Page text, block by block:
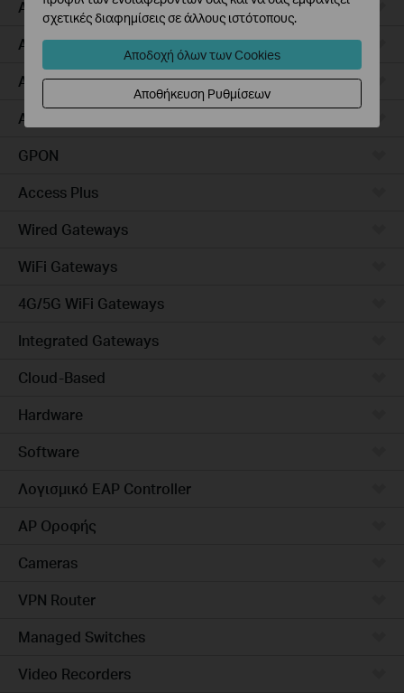
Access Pro
Aggregation
Access Max
Access
GPON
Access Plus
Wired Gateways
WiFi Gateways
4G/5G WiFi Gateways
Integrated Gateways
Cloud-Based
Hardware
Software
Λογισμικό EAP Controller
AP Οροφής
Cameras
VPN Router
Managed Switches
Video Recorders
σχετικές διαφημίσεις σε άλλους ιστότοπους.
Αποδοχή όλων των Cookies
Αποθήκευση Ρυθμίσεων